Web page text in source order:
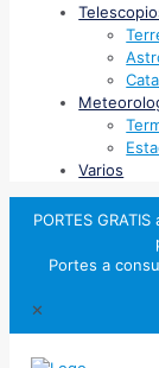
Varios
PORTES
Portes a
✕